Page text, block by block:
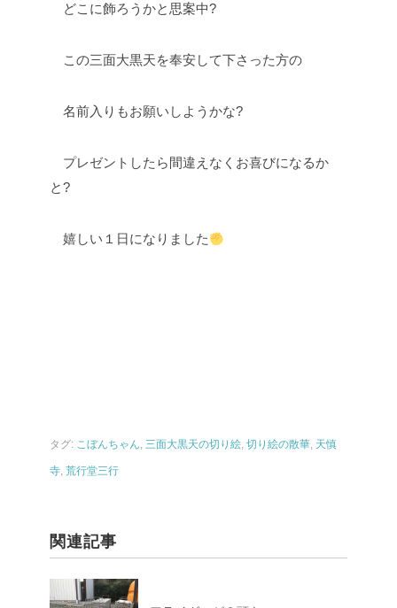
どこに飾ろうかと思案中?
この三面大黒天を奉安して下さった方の
名前入りもお願いしようかな?
プレゼントしたら間違えなくお喜びになるか
と?
嬉しい１日になりました
タグ: こぼんちゃん, 三面大黒天の切り絵, 切り絵の散華, 天慎
寺, 荒行堂三行
関連記事